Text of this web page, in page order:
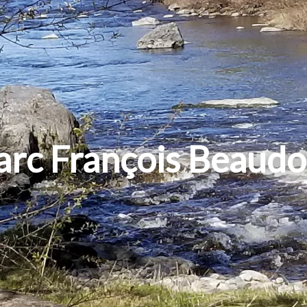
François